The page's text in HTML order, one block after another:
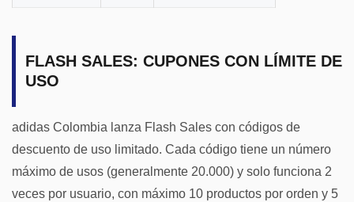
FLASH SALES: CUPONES CON LÍMITE DE
USO
adidas Colombia lanza Flash Sales con códigos de
descuento de uso limitado. Cada código tiene un número
máximo de usos (generalmente 20.000) y solo funciona 2
veces por usuario, con máximo 10 productos por orden y 5